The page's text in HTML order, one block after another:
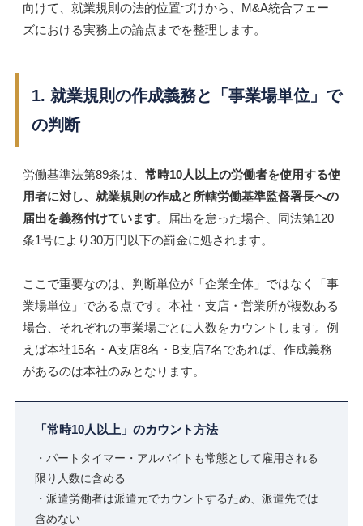
向けて、就業規則の法的位置づけから、M&A統合フェー
ズにおける実務上の論点までを整理します。
1. 就業規則の作成義務と「事業場単位」で
の判断
労働基準法第89条は、 常時10人以上の労働者を使用する使
用者に対し、就業規則の作成と所轄労働基準監督署長への
届出を義務付けています。届出を怠った場合、同法第120
条1号により30万円以下の罰金に処されます。
ここで重要なのは、判断単位が「企業全体」ではなく「事
業場単位」である点です。本社・支店・営業所が複数ある
場合、それぞれの事業場ごとに人数をカウントします。例
えば本社15名・A支店8名・B支店7名であれば、作成義務
があるのは本社のみとなります。
「常時10人以上」のカウント方法
・パートタイマー・アルバイトも常態として雇用される
限り人数に含める
・派遣労働者は派遣元でカウントするため、派遣先では
含めない